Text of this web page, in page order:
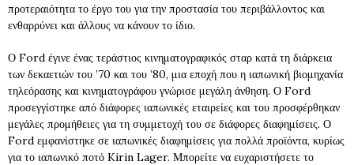
προτεραιότητα το έργο του για την προστασία του περιβάλλοντος και
ενθαρρύνει και άλλους να κάνουν το ίδιο.
Ο Ford έγινε ένας τεράστιος κινηματογραφικός σταρ κατά τη διάρκεια
των δεκαετιών του ’70 και του ’80, μια εποχή που η ιαπωνική βιομηχανία
τηλεόρασης και κινηματογράφου γνώρισε μεγάλη άνθηση. Ο Ford
προσεγγίστηκε από διάφορες ιαπωνικές εταιρείες και του προσφέρθηκαν
μεγάλες προμήθειες για τη συμμετοχή του σε διάφορες διαφημίσεις. Ο
Ford εμφανίστηκε σε ιαπωνικές διαφημίσεις για πολλά προϊόντα, κυρίως
για το ιαπωνικό ποτό Kirin Lager. Μπορείτε να ευχαριστήσετε το